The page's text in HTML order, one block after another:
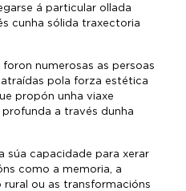
á particular ollada
cunha sólida traxectoria
numerosas as persoas
pola forza estética
propón unha viaxe
a través dunha
súa capacidade para xerar
como a memoria, a
ou as transformacións